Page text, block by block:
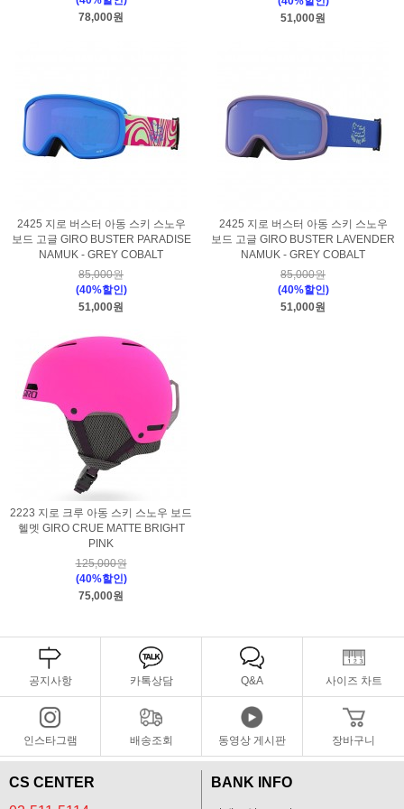
78,000원
51,000원
2425 지로 버스터 아동 스키 스노우
보드 고글 GIRO BUSTER PARADISE
NAMUK - GREY COBALT
85,000원
(40%할인)
51,000원
2425 지로 버스터 아동 스키 스노우
보드 고글 GIRO BUSTER LAVENDER
NAMUK - GREY COBALT
85,000원
(40%할인)
51,000원
2223 지로 크루 아동 스키 스노우 보드
헬멧 GIRO CRUE MATTE BRIGHT
PINK
125,000원
(40%할인)
75,000원
공지사항 카톡상담 Q&A 사이즈 차트
인스타그램 배송조회 동영상 게시판 장바구니
CS CENTER
BANK INFO